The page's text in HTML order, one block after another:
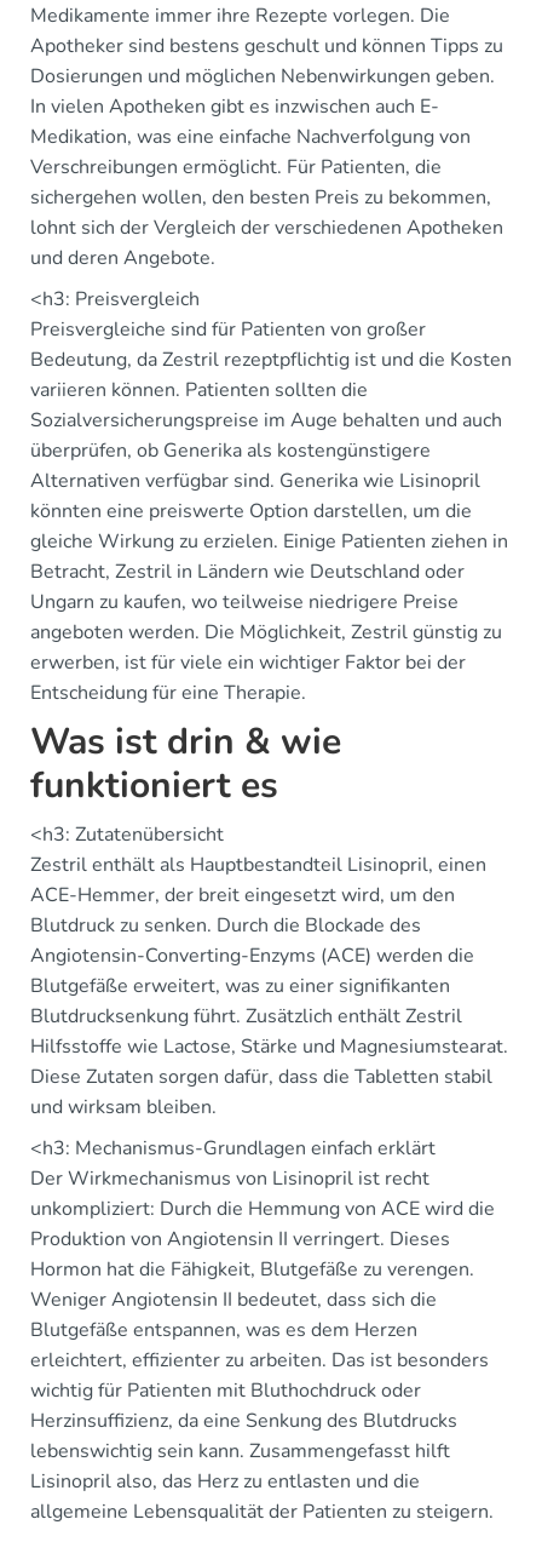
Medikamente immer ihre Rezepte vorlegen. Die
Apotheker sind bestens geschult und können Tipps zu
Dosierungen und möglichen Nebenwirkungen geben.
In vielen Apotheken gibt es inzwischen auch E-
Medikation, was eine einfache Nachverfolgung von
Verschreibungen ermöglicht. Für Patienten, die
sichergehen wollen, den besten Preis zu bekommen,
lohnt sich der Vergleich der verschiedenen Apotheken
und deren Angebote.
<h3: Preisvergleich
Preisvergleiche sind für Patienten von großer
Bedeutung, da Zestril rezeptpflichtig ist und die Kosten
variieren können. Patienten sollten die
Sozialversicherungspreise im Auge behalten und auch
überprüfen, ob Generika als kostengünstigere
Alternativen verfügbar sind. Generika wie Lisinopril
könnten eine preiswerte Option darstellen, um die
gleiche Wirkung zu erzielen. Einige Patienten ziehen in
Betracht, Zestril in Ländern wie Deutschland oder
Ungarn zu kaufen, wo teilweise niedrigere Preise
angeboten werden. Die Möglichkeit, Zestril günstig zu
erwerben, ist für viele ein wichtiger Faktor bei der
Entscheidung für eine Therapie.
Was ist drin & wie
funktioniert es
<h3: Zutatenübersicht
Zestril enthält als Hauptbestandteil Lisinopril, einen
ACE-Hemmer, der breit eingesetzt wird, um den
Blutdruck zu senken. Durch die Blockade des
Angiotensin-Converting-Enzyms (ACE) werden die
Blutgefäße erweitert, was zu einer signifikanten
Blutdrucksenkung führt. Zusätzlich enthält Zestril
Hilfsstoffe wie Lactose, Stärke und Magnesiumstearat.
Diese Zutaten sorgen dafür, dass die Tabletten stabil
und wirksam bleiben.
<h3: Mechanismus-Grundlagen einfach erklärt
Der Wirkmechanismus von Lisinopril ist recht
unkompliziert: Durch die Hemmung von ACE wird die
Produktion von Angiotensin II verringert. Dieses
Hormon hat die Fähigkeit, Blutgefäße zu verengen.
Weniger Angiotensin II bedeutet, dass sich die
Blutgefäße entspannen, was es dem Herzen
erleichtert, effizienter zu arbeiten. Das ist besonders
wichtig für Patienten mit Bluthochdruck oder
Herzinsuffizienz, da eine Senkung des Blutdrucks
lebenswichtig sein kann. Zusammengefasst hilft
Lisinopril also, das Herz zu entlasten und die
allgemeine Lebensqualität der Patienten zu steigern.